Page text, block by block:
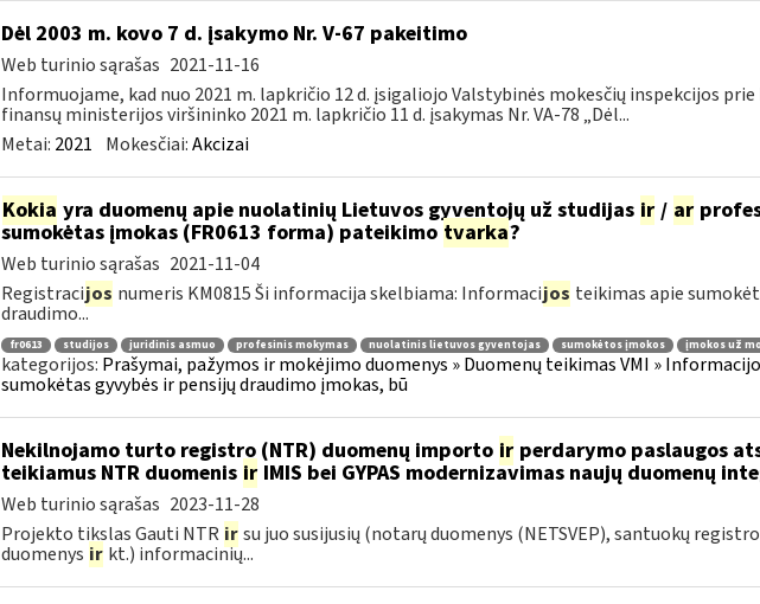
Dėl 2003 m. kovo 7 d. įsakymo Nr. V-67 pakeitimo
Web turinio sąrašas 2021-11-16
Informuojame, kad nuo 2021 m. lapkričio 12 d. įsigaliojo Valstybinės mokesčių inspekcijos
finansų ministerijos viršininko 2021 m. lapkričio 11 d. įsakymas Nr. VA-78 „Dėl...
Metai: 2021 Mokesčiai:Akcizai
Kokia yra duomenų apie nuolatinių Lietuvos gyventojų už studijas ir/ ar
sumokėtas įmokas (FR0613 forma) pateikimo tvarka?
Web turinio sąrašas 2021-11-04
Registracijos numeris KM0815 Ši informacija skelbiama: Informacijos teikimas apie
draudimo...
fr0613 studijos juridinis asmuo profesinis mokymas nuolatinis lietuvos gyventojas sumokėtos įmokos įmokos už
kategorijos: Prašymai, pažymos ir mokėjimo duomenys » Duomenų teikimas VMI »
sumokėtas gyvybės ir pensijų draudimo įmokas, bū
Nekilnojamo turto registro (NTR) duomenų importo irperdarymo paslaugos
teikiamus NTR duomenis irIMIS bei GYPAS modernizavimas naujų duomenų
Web turinio sąrašas 2023-11-28
Projekto tikslas Gauti NTR ir su juo susijusių (notarų duomenys (NETSVEP), santuokų
duomenys ir kt.) informacinių...